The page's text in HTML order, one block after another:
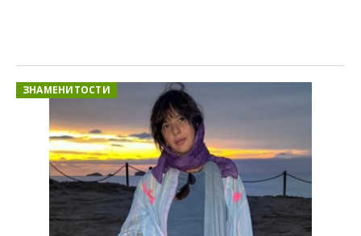
ЗНАМЕНИТОСТИ